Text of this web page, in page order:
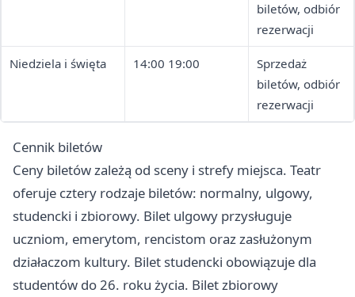
biletów, odbiór
rezerwacji
Niedziela i święta 14:00 19:00
Sprzedaż
biletów, odbiór
rezerwacji
Cennik biletów
Ceny biletów zależą od sceny i strefy miejsca. Teatr
oferuje cztery rodzaje biletów: normalny, ulgowy,
studencki i zbiorowy. Bilet ulgowy przysługuje
uczniom, emerytom, rencistom oraz zasłużonym
działaczom kultury. Bilet studencki obowiązuje dla
studentów do 26. roku życia. Bilet zbiorowy